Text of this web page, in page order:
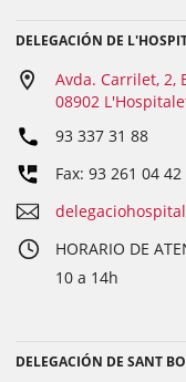
DELEGACIÓN DE
Avda. Carrilet, 2,
08902
93 337 31 88
Fax: 93 261 04 42
HORARIO DE
10 a 14h
DELEGACIÓN DE SANT